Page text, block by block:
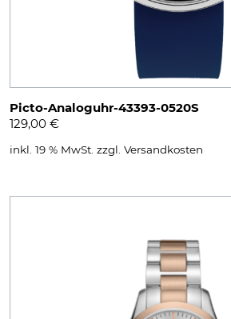
Picto-Analoguhr-43393-0520S
129,00 €
inkl. 19 % MwSt. zzgl. Versandkosten